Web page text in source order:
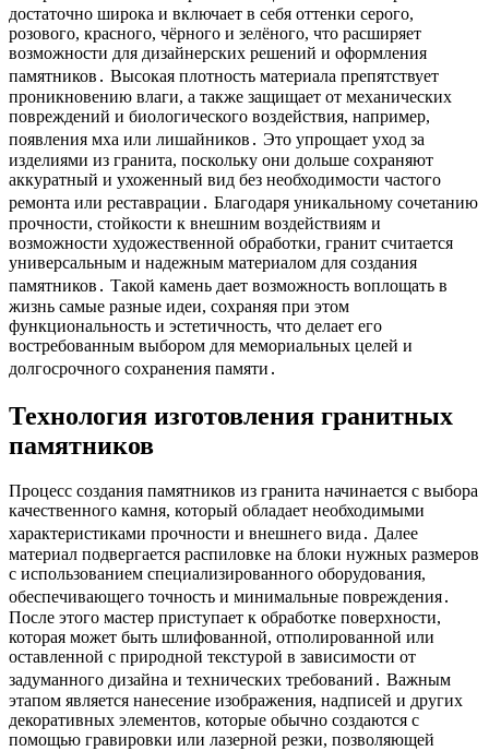
достаточно широка и включает в себя оттенки серого,
розового, красного, чёрного и зелёного, что расширяет
возможности для дизайнерских решений и оформления
памятников․ Высокая плотность материала препятствует
проникновению влаги, а также защищает от механических
повреждений и биологического воздействия, например,
появления мха или лишайников․ Это упрощает уход за
изделиями из гранита, поскольку они дольше сохраняют
аккуратный и ухоженный вид без необходимости частого
ремонта или реставрации․ Благодаря уникальному сочетанию
прочности, стойкости к внешним воздействиям и
возможности художественной обработки, гранит считается
универсальным и надежным материалом для создания
памятников․ Такой камень дает возможность воплощать в
жизнь самые разные идеи, сохраняя при этом
функциональность и эстетичность, что делает его
востребованным выбором для мемориальных целей и
долгосрочного сохранения памяти․
Технология изготовления гранитных
памятников
Процесс создания памятников из гранита начинается с выбора
качественного камня, который обладает необходимыми
характеристиками прочности и внешнего вида․ Далее
материал подвергается распиловке на блоки нужных размеров
с использованием специализированного оборудования,
обеспечивающего точность и минимальные повреждения․
После этого мастер приступает к обработке поверхности,
которая может быть шлифованной, отполированной или
оставленной с природной текстурой в зависимости от
задуманного дизайна и технических требований․ Важным
этапом является нанесение изображения, надписей и других
декоративных элементов, которые обычно создаются с
помощью гравировки или лазерной резки, позволяющей